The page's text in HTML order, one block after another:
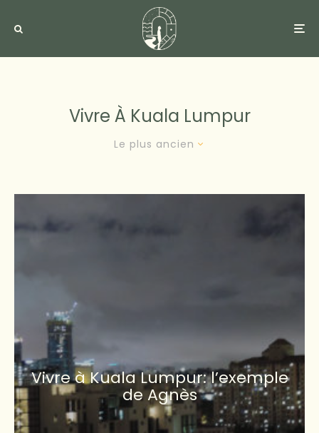
Vivre À Kuala Lumpur
Le plus ancien
Vivre à Kuala Lumpur: l’exemple
de Agnès